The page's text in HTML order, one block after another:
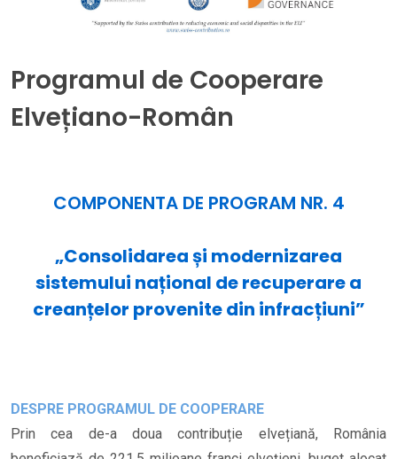
Programul de Cooperare
Elvețiano-Român
COMPONENTA DE PROGRAM NR. 4
„Consolidarea și modernizarea
sistemului național de recuperare a
creanțelor provenite din infracțiuni”
DESPRE PROGRAMUL DE COOPERARE
Prin cea de-a doua contribuție elvețiană, România